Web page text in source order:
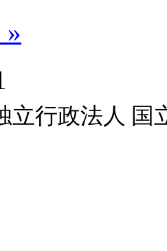
立行政法人 国